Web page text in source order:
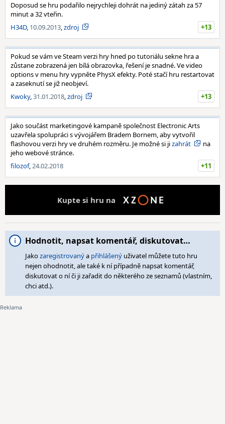
Doposud se hru podařilo nejrychleji dohrát na jediný zátah za 57
minut a 32 vteřin.
H34D, 10.09.2013,zdroj +13
Pokud se vám ve Steam verzi hry hned po tutoriálu sekne hra a
zůstane zobrazená jen bílá obrazovka, řešení je snadné. Ve video
options v menu hry vypněte PhysX efekty. Poté stačí hru restartovat
a zaseknutí se již neobjeví.
Kwoky,31.01.2018,zdroj +13
Jako součást marketingové kampaně společnost Electronic Arts
uzavřela spolupráci s vývojářem Bradem Bornem, aby vytvořil
flashovou verzi hry ve druhém rozměru. Je možné si jizahrát
na
jeho webové stránce.
filozof,24.02.2018 +11
Kupte si hru na
Hodnotit, napsat komentář, diskutovat…
Jakozaregistrovanýa přihlášený uživatel můžete tuto hru
nejen ohodnotit, ale také k ní případně napsat komentář,
diskutovat o ní či ji zařadit do některého ze seznamů (vlastním,
chci atd.).